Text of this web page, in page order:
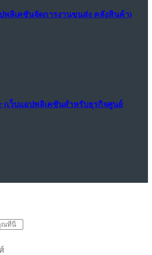
พลิเคชันจัดการงานขนส่ง คลังสินค้า)
(เว็บแอปพลิเคชันสำหรับธุรกิจศูนย์